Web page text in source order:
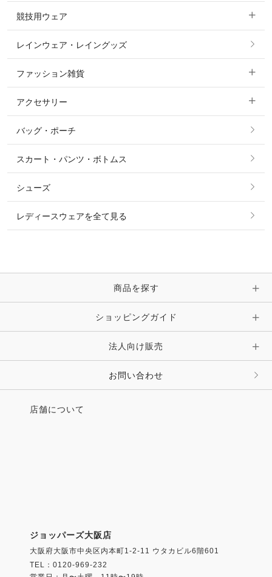
カットソー・Tシャツ・タンクトップ
パーカー・トレーナー・スウェット
ニット・セーター
シャツ・ブラウス・ワンピース
コート
ジャケット・ブルゾン
その他 アウター
競技用ウェア
すべての競技用ウェア
ショージャケット
ショーシャツ
レインウェア・レイングッズ
ファッション雑貨
すべてのファッション雑貨
ソックス
ベルト
マフラー・スカーフ・ストール・スヌード
時計・財布・キーケース・革小物
キーホルダー・チャーム・ストラップ
その他 ファッション雑貨
アクセサリー
すべてのアクセサリー
リング
ピアス・イヤリング
ピン・ブローチ・コサージュ
その他 アクセサリー
バッグ・ポーチ
スカート・パンツ・ボトムス
シューズ
レディースウェアを全て見る
商品を探す
ショッピングガイド
法人向け販売
お問い合わせ
店舗について
ジョッパーズ大阪店
大阪府大阪市中央区内本町1-2-11 ウタカビル6階601
TEL：0120-969-232